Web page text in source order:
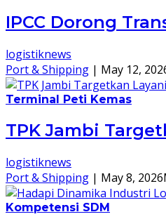
IPCC Dorong
logistiknews
Port & Shipping | May 12,
Terminal Peti Kemas
TPK Jambi
logistiknews
Port & Shipping | May 8, 2026
Kompetensi SDM